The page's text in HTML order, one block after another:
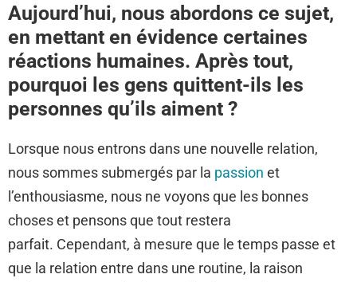
Aujourd’hui, nous abordons ce sujet,
en mettant en évidence certaines
réactions humaines. Après tout,
pourquoi les gens quittent-ils les
personnes qu’ils aiment ?
Lorsque nous entrons dans une nouvelle relation,
nous sommes submergés par la passion et
l’enthousiasme, nous ne voyons que les bonnes
choses et pensons que tout restera
parfait. Cependant, à mesure que le temps passe et
que la relation entre dans une routine, la raison